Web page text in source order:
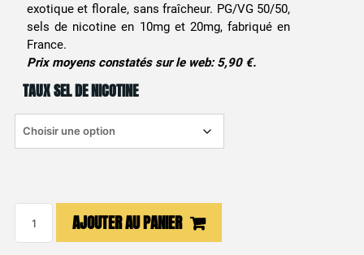
exotique et florale, sans fraîcheur. PG/VG 50/50,
sels de nicotine en 10mg et 20mg, fabriqué en
France.
Prix moyens constatés sur le web: 5,90 €.
TAUX SEL DE NICOTINE
AJOUTER AU PANIER